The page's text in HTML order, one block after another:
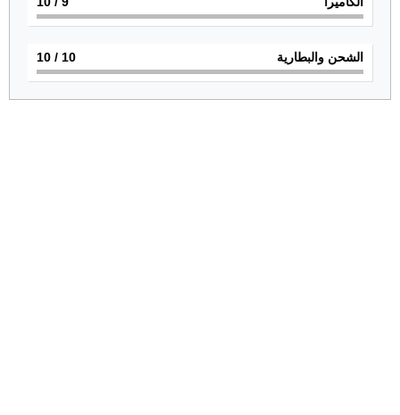
الشحن والبطارية 10
/ 10